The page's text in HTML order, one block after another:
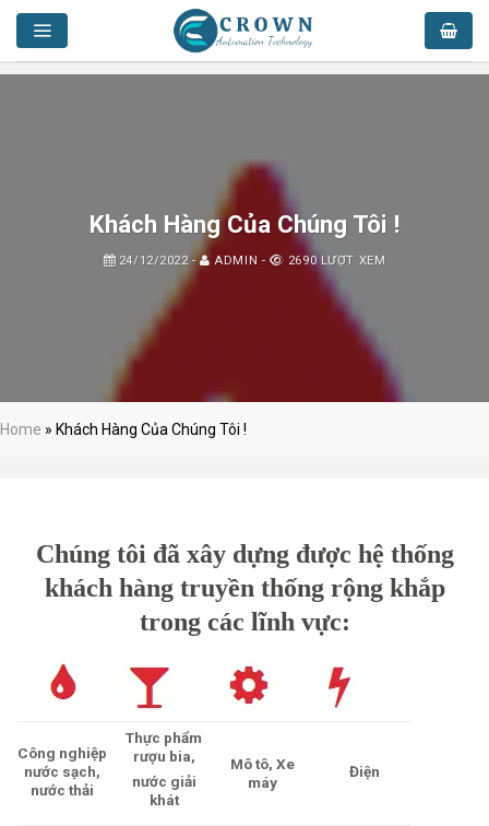
Skip
content
Khách Hàng Của Chúng Tôi !
24/12/2022 - ADMIN - 2690 LƯỢT XEM
Home » Khách Hàng Của Chúng Tôi !
Chúng tôi đã xây dựng được hệ thống
khách hàng truyền thống rộng khắp
trong các lĩnh vực:
Công nghiệp
nước sạch,
nước thải
Thực phẩm
rượu bia,
nước giải
khát
Mô tô, Xe
máy
Điện